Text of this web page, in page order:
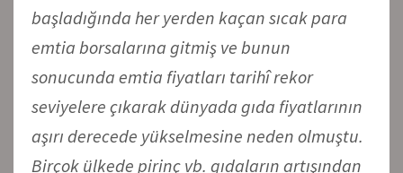
başladığında her yerden kaçan sıcak para
emtia borsalarına gitmiş ve bunun
sonucunda emtia fiyatları tarihî rekor
seviyelere çıkarak dünyada gıda fiyatlarının
aşırı derecede yükselmesine neden olmuştu.
Birçok ülkede pirinç vb. gıdaların artışından